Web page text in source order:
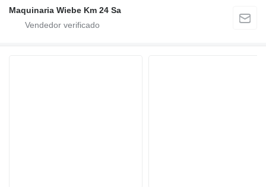
Maquinaria Wiebe Km 24 Sa